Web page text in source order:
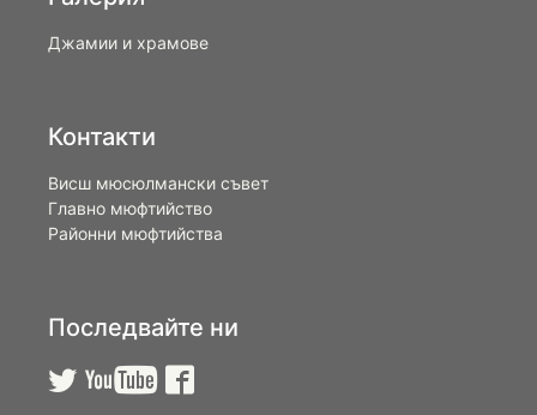
Джамии и храмове
Контакти
Висш мюсюлмански съвет
Главно мюфтийство
Районни мюфтийства
Последвайте ни
  